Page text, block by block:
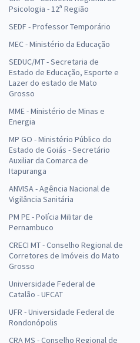
Psicologia - 12ª Região
SEDF - Professor Temporário
MEC - Ministério da Educação
SEDUC/MT - Secretaria de
Estado de Educação, Esporte e
Lazer do estado de Mato
Grosso
MME - Ministério de Minas e
Energia
MP GO - Ministério Público do
Estado de Goiás - Secretário
Auxiliar da Comarca de
Itapuranga
ANVISA - Agência Nacional de
Vigilância Sanitária
PM PE - Polícia Militar de
Pernambuco
CRECI MT - Conselho Regional de
Corretores de Imóveis do Mato
Grosso
Universidade Federal de
Catalão - UFCAT
UFR - Universidade Federal de
Rondonópolis
CRA MS - Conselho Regional de